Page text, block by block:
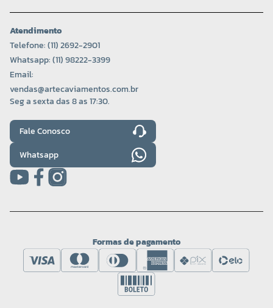
Atendimento
Telefone: (11) 2692-2901
Whatsapp: (11) 98222-3399
Email:
vendas@artecaviamentos.com.br
Seg a sexta das 8 as 17:30.
Fale Conosco
Whatsapp
Formas de pagamento